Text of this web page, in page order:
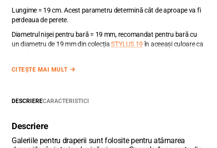
Lungime = 19 cm. Acest parametru determină cât de aproape va fi
perdeaua de perete.
Diametrul nișei pentru bară = 19 mm, recomandat pentru bară cu
un diametru de 19 mm din colecțiaSTYLUS 19în aceeași culoare ca
restul elementelor.
CITEȘTE MAI MULT
DESCRIERECARACTERISTICI
Descriere
Galeriile pentru draperii sunt folosite pentru atârnarea